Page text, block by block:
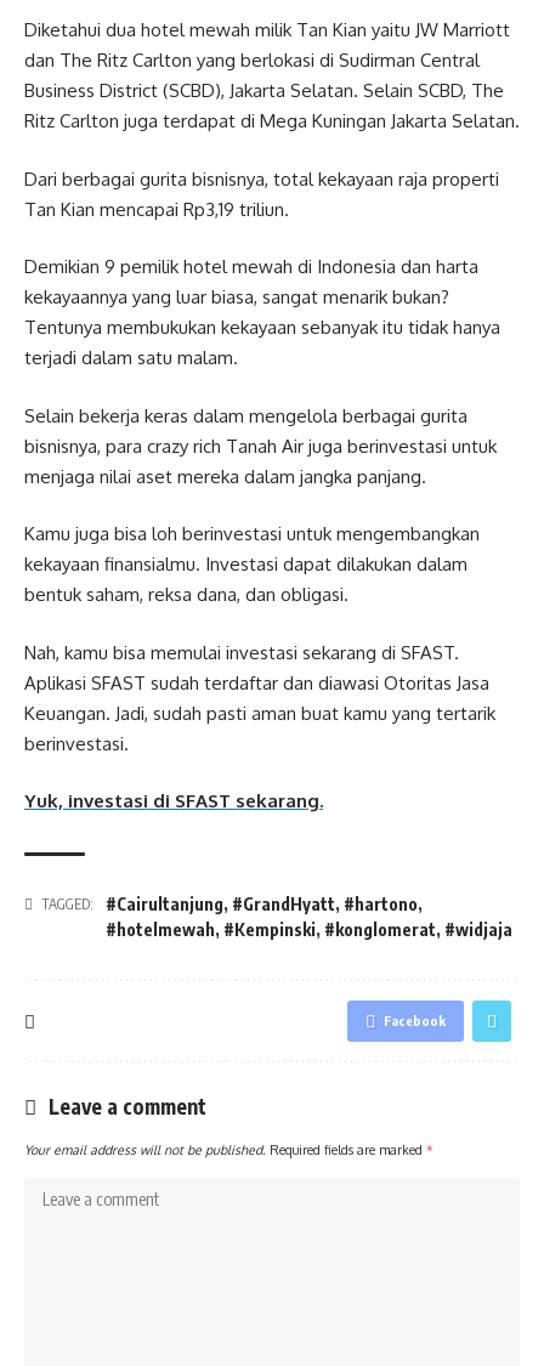
Diketahui dua hotel mewah milik Tan Kian yaitu JW Marriott
dan The Ritz Carlton yang berlokasi di Sudirman Central
Business District (SCBD), Jakarta Selatan. Selain SCBD, The
Ritz Carlton juga terdapat di Mega Kuningan Jakarta Selatan.
Dari berbagai gurita bisnisnya, total kekayaan raja properti
Tan Kian mencapai Rp3,19 triliun.
Demikian 9 pemilik hotel mewah di Indonesia dan harta
kekayaannya yang luar biasa, sangat menarik bukan?
Tentunya membukukan kekayaan sebanyak itu tidak hanya
terjadi dalam satu malam.
Selain bekerja keras dalam mengelola berbagai gurita
bisnisnya, para crazy rich Tanah Air juga berinvestasi untuk
menjaga nilai aset mereka dalam jangka panjang.
Kamu juga bisa loh berinvestasi untuk mengembangkan
kekayaan finansialmu. Investasi dapat dilakukan dalam
bentuk saham, reksa dana, dan obligasi.
Nah, kamu bisa memulai investasi sekarang di SFAST.
Aplikasi SFAST sudah terdaftar dan diawasi Otoritas Jasa
Keuangan. Jadi, sudah pasti aman buat kamu yang tertarik
berinvestasi.
Yuk, investasi di SFAST sekarang.
TAGGED: #Cairultanjung, #GrandHyatt, #hartono,
#hotelmewah, #Kempinski, #konglomerat, #widjaja
Facebook
Leave a comment
Your email address will not be published. Required fields are marked *